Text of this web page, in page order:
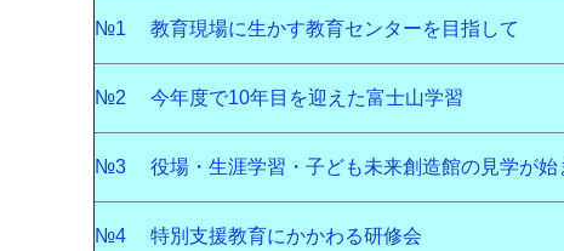
№1 教育現場に生かす教育センターを目指して
№2 今年度で10年目を迎えた富士山学習
№3 役場・生涯学習・子ども未来創造館の見学が始
№4 特別支援教育にかかわる研修会